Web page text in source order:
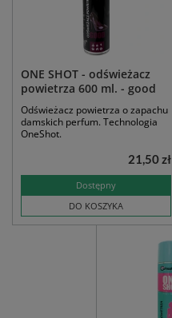
ONE SHOT - odświeżacz
powietrza 600 ml. - good
Odświeżacz powietrza o zapachu
damskich perfum. Technologia
OneShot.
Dostępny
DO KOSZYKA
21,50 zł